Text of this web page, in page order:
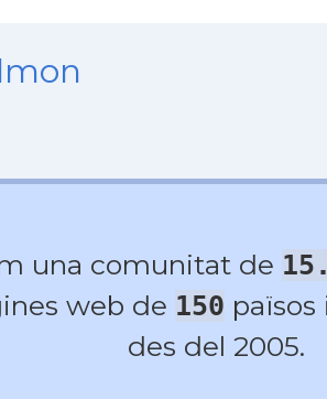
una comunitat de
web de 150
des del 2005.